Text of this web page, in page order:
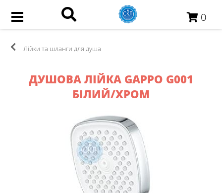
0
Лійки та шланги для душа
ДУШОВА ЛІЙКА GAPPO G001
БІЛИЙ/ХРОМ